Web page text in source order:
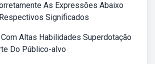
As Expressões Abaixo
Significados
Altas Habilidades Superdotação
Do Público-alvo